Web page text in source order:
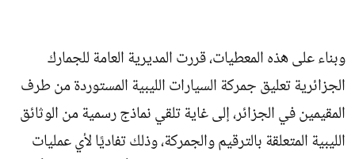
وبناء على هذه المعطيات، قررت المديرية العامة للجمارك
الجزائرية تعليق جمركة السيارات الليبية المستوردة من طرف
المقيمين في الجزائر، إلى غاية تلقي نماذج رسمية من الوثائق
الليبية المتعلقة بالترقيم والجمركة، وذلك تفاديًا لأي عمليات